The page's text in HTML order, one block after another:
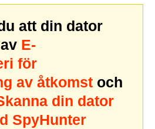
att din dator
E-
för
av åtkomst och
din dator
SpyHunter